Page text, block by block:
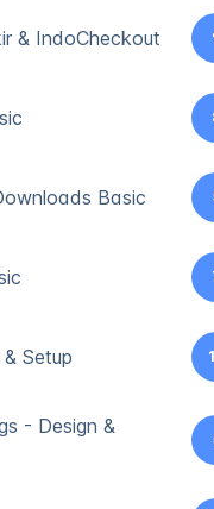
& IndoCheckout
Basic
Setup
- Design &